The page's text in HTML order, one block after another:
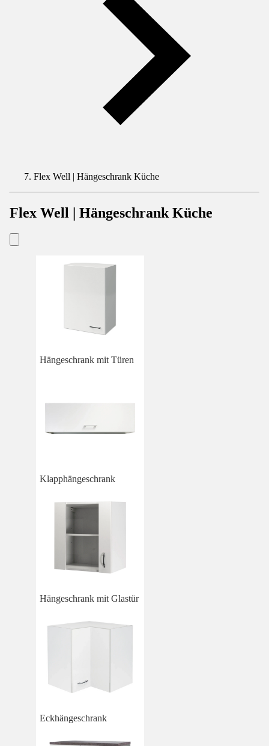
Flex Well | Hängeschrank Küche
Flex Well | Hängeschrank Küche
Hängeschrank mit Türen
Klapphängeschrank
Hängeschrank mit Glastür
Eckhängeschrank